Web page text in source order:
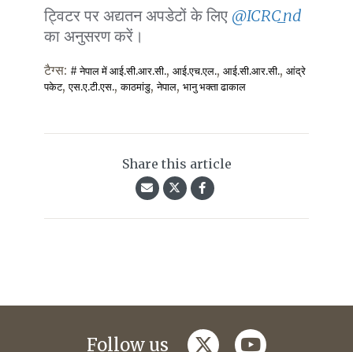
ट्विटर पर अद्यतन अपडेटों के लिए @ICRC_nd
का अनुसरण करें।
टैग्स: # नेपाल में आई.सी.आर.सी., आई.एच.एल., आई.सी.आर.सी., आंद्रे
पकेट,एस.ए.टी.एस.,काठमांडु,नेपाल, भानु भक्ता ढाकाल
Share this article
Follow us twitteryoutube